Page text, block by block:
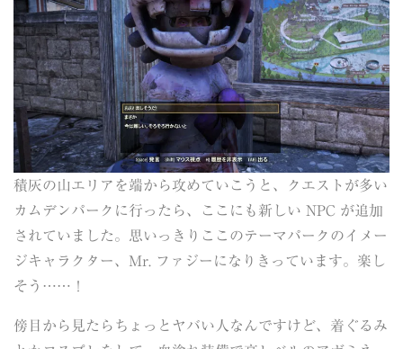
積灰の山エリアを端から攻めていこうと、クエストが多い
カムデンパークに行ったら、ここにも新しい NPC が追加
されていました。思いっきりここのテーマパークのイメー
ジキャラクター、Mr. ファジーになりきっています。楽し
そう……！
傍目から見たらちょっとヤバい人なんですけど、着ぐるみ